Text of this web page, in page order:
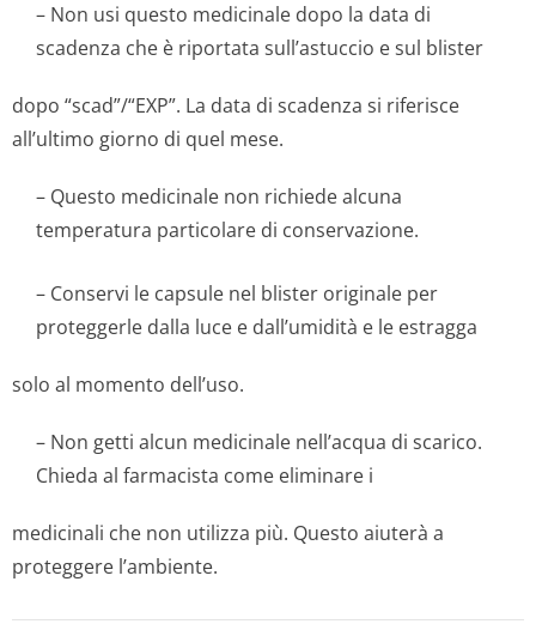
– Non usi questo medicinale dopo la data di
scadenza che è riportata sull’astuccio e sul blister
dopo “scad”/“EXP”. La data di scadenza si riferisce
all’ultimo giorno di quel mese.
– Questo medicinale non richiede alcuna
temperatura particolare di conservazione.
– Conservi le capsule nel blister originale per
proteggerle dalla luce e dall’umidità e le estragga
solo al momento dell’uso.
– Non getti alcun medicinale nell’acqua di scarico.
Chieda al farmacista come eliminare i
medicinali che non utilizza più. Questo aiuterà a
proteggere l’ambiente.